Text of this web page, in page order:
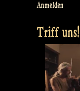
Anmelden
Triff uns!